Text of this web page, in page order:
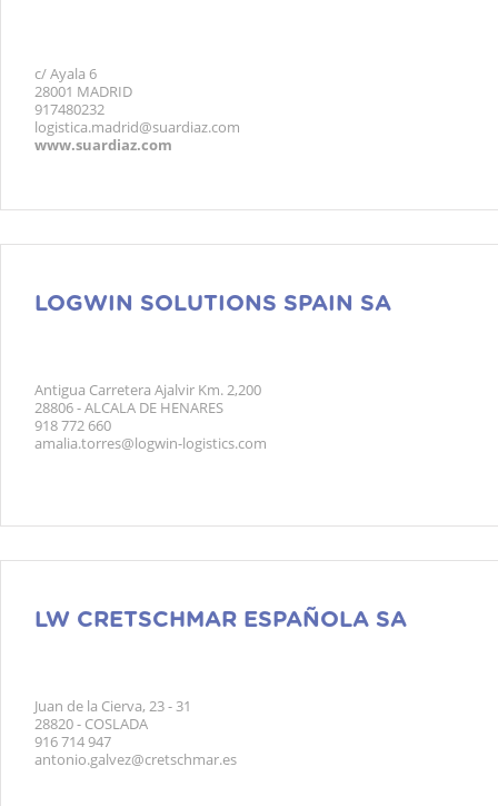
c/ Ayala 6
28001 MADRID
917480232
logistica.madrid@suardiaz.com
www.suardiaz.com
LOGWIN SOLUTIONS SPAIN SA
Antigua Carretera Ajalvir Km. 2,200
28806 - ALCALA DE HENARES
918 772 660
amalia.torres@logwin-logistics.com
LW CRETSCHMAR ESPAÑOLA SA
Juan de la Cierva, 23 - 31
28820 - COSLADA
916 714 947
antonio.galvez@cretschmar.es